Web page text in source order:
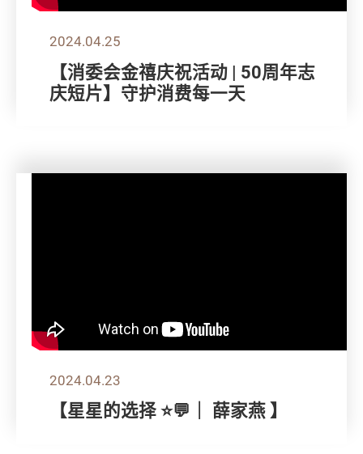
2024.04.25
【消委会金禧庆祝活动 | 50周年志
庆短片】守护消费每一天
2024.04.23
【星星的选择 ⭐💬｜ 薛家燕 】